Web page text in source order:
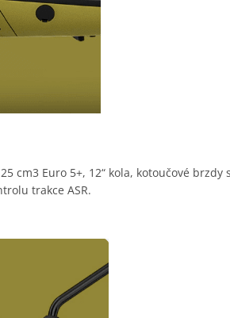
cm3 Euro 5+, 12“ kola, kotoučové
trakce ASR.